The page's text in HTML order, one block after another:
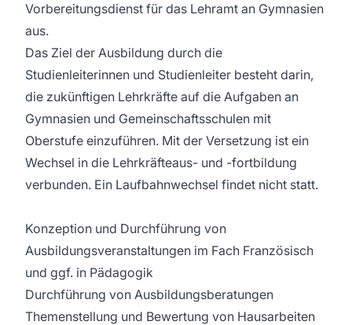
Vorbereitungsdienst für das Lehramt an Gymnasien
aus.
Das Ziel der Ausbildung durch die
Studienleiterinnen und Studienleiter besteht darin,
die zukünftigen Lehrkräfte auf die Aufgaben an
Gymnasien und Gemeinschaftsschulen mit
Oberstufe einzuführen. Mit der Versetzung ist ein
Wechsel in die Lehrkräfteaus- und -fortbildung
verbunden. Ein Laufbahnwechsel findet nicht statt.
Konzeption und Durchführung von
Ausbildungsveranstaltungen im Fach Französisch
und ggf. in Pädagogik
Durchführung von Ausbildungsberatungen
Themenstellung und Bewertung von Hausarbeiten